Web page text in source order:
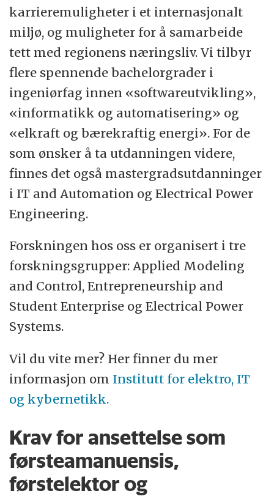
karrieremuligheter i et internasjonalt
miljø, og muligheter for å samarbeide
tett med regionens næringsliv. Vi tilbyr
flere spennende bachelorgrader i
ingeniørfag innen «softwareutvikling»,
«informatikk og automatisering» og
«elkraft og bærekraftig energi». For de
som ønsker å ta utdanningen videre,
finnes det også mastergradsutdanninger
i IT and Automation og Electrical Power
Engineering.
Forskningen hos oss er organisert i tre
forskningsgrupper: Applied Modeling
and Control, Entrepreneurship and
Student Enterprise og Electrical Power
Systems.
Vil du vite mer? Her finner du mer
informasjon om Institutt for elektro, IT
og kybernetikk.
Krav for ansettelse som
førsteamanuensis,
førstelektor og